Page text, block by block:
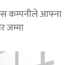
कम्पनीले आफ्ना
जम्मा